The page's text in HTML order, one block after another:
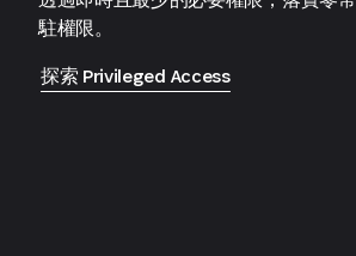
駐權限。
探索 Privileged Access